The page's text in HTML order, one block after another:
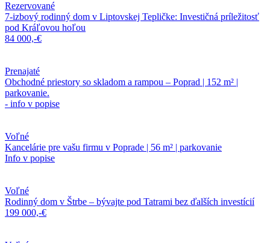
Rezervované
7-izbový rodinný dom v Liptovskej Tepličke: Investičná príležitosť
pod Kráľovou hoľou
84 000,-€
Prenajaté
Obchodné priestory so skladom a rampou – Poprad | 152 m² |
parkovanie.
- info v popise
Voľné
Kancelárie pre vašu firmu v Poprade | 56 m² | parkovanie
Info v popise
Voľné
Rodinný dom v Štrbe – bývajte pod Tatrami bez ďalších investícií
199 000,-€